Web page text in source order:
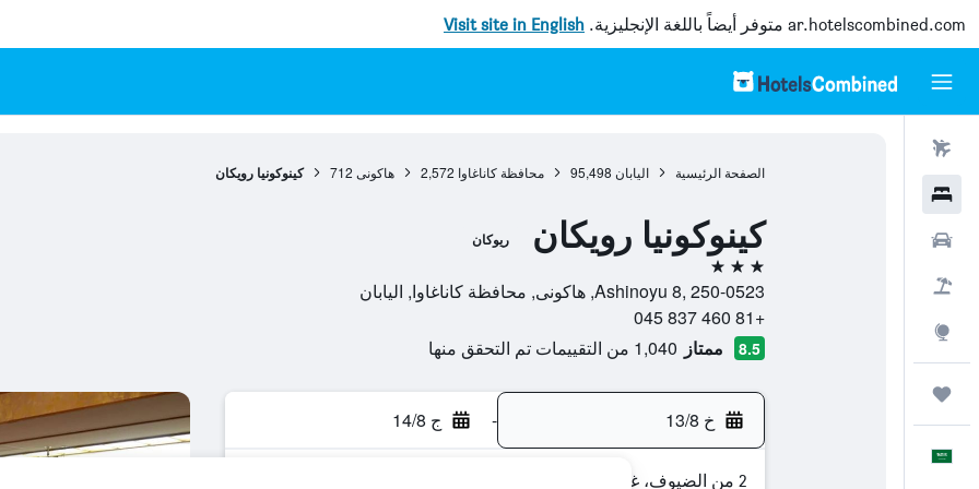
ar.hotelscombined.com متوفر أيضاً باللغة الإنجليزية. Visit site in English
الصفحة الرئيسية اليابان 95,498 محافظة كاناغاوا 2,572 هاكونى 712 كينوكونيا رويكان
كينوكونيا رويكان ريوكان
3 نجوم
Ashinoyu 8, 250-0523, هاكونى, محافظة كاناغاوا, اليابان
+81 460 837 045
8.5 ممتاز 1,040 من التقييمات تم التحقق منها
خ 13/8 - ج 14/8
2 من الضيوف، غرفة واحدة